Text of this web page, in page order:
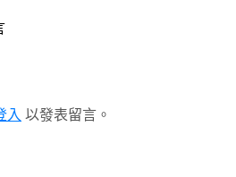
入 以發表留言。